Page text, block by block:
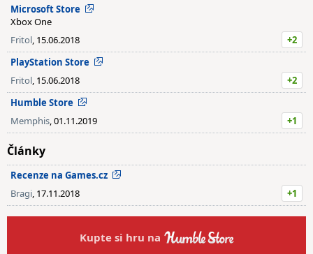
Microsoft Store
Xbox One
Fritol, 15.06.2018
+2
PlayStation Store
Fritol, 15.06.2018
+2
Humble Store
Memphis, 01.11.2019 +1
Články
Recenze na Games.cz
Bragi, 17.11.2018 +1
Kupte si hru na